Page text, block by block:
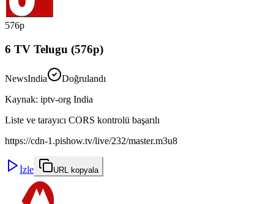
576p
6 TV Telugu (576p)
NewsIndia
Doğrulandı
Kaynak: iptv-org India
Liste ve tarayıcı CORS kontrolü başarılı
https://cdn-1.pishow.tv/live/232/master.m3u8
İzle URL kopyala